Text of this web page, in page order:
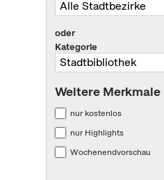
oder
Kategorie
Weitere Merkmale
nur kostenlos
nur Highlights
Wochenendvorschau